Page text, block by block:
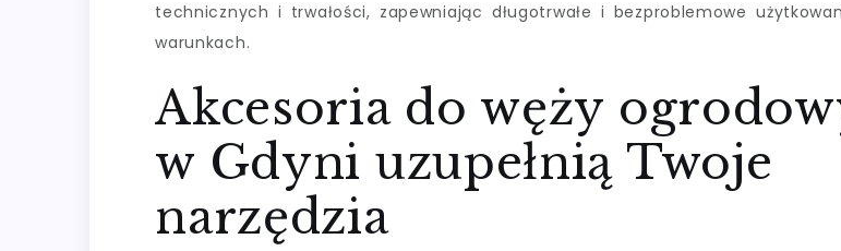
technicznych i trwałości, zapewniając długotrwałe i bezproblemowe
warunkach.
Akcesoria do węży
w Gdyni uzupełnią Twoje
narzędzia